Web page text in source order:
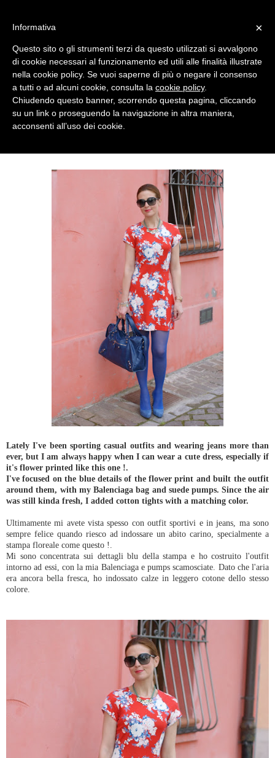
SUNDAY, MAY 19, 2013
Lately I've been sporting casual outfits and wearing jeans more than
ever, but I am always happy when I can wear a cute dress, especially if
it's flower printed like this one !.
I've focused on the blue details of the flower print and built the outfit
around them, with my Balenciaga bag and suede pumps. Since the air
was still kinda fresh, I added cotton tights with a matching color.
Ultimamente mi avete vista spesso con outfit sportivi e in jeans, ma sono
sempre felice quando riesco ad indossare un abito carino, specialmente a
stampa floreale come questo !.
Mi sono concentrata sui dettagli blu della stampa e ho costruito l'outfit
intorno ad essi, con la mia Balenciaga e pumps scamosciate. Dato che l'aria
era ancora bella fresca, ho indossato calze in leggero cotone dello stesso
colore.
×
Informativa
Questo sito o gli strumenti terzi da questo utilizzati si avvalgono
di cookie necessari al funzionamento ed utili alle finalità illustrate
nella cookie policy. Se vuoi saperne di più o negare il consenso
a tutti o ad alcuni cookie, consulta la cookie policy.
Chiudendo questo banner, scorrendo questa pagina, cliccando
su un link o proseguendo la navigazione in altra maniera,
acconsenti all’uso dei cookie.